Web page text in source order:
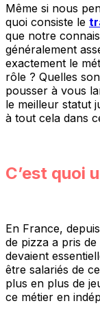
Même si nous
quoi consiste le
que notre
généralement
exactement le
rôle ? Quelles
pousser à vous
le meilleur statut
à tout cela dans
C’est quoi
En France,
de pizza a pris de
devaient
être salariés de
plus en plus de
ce métier en